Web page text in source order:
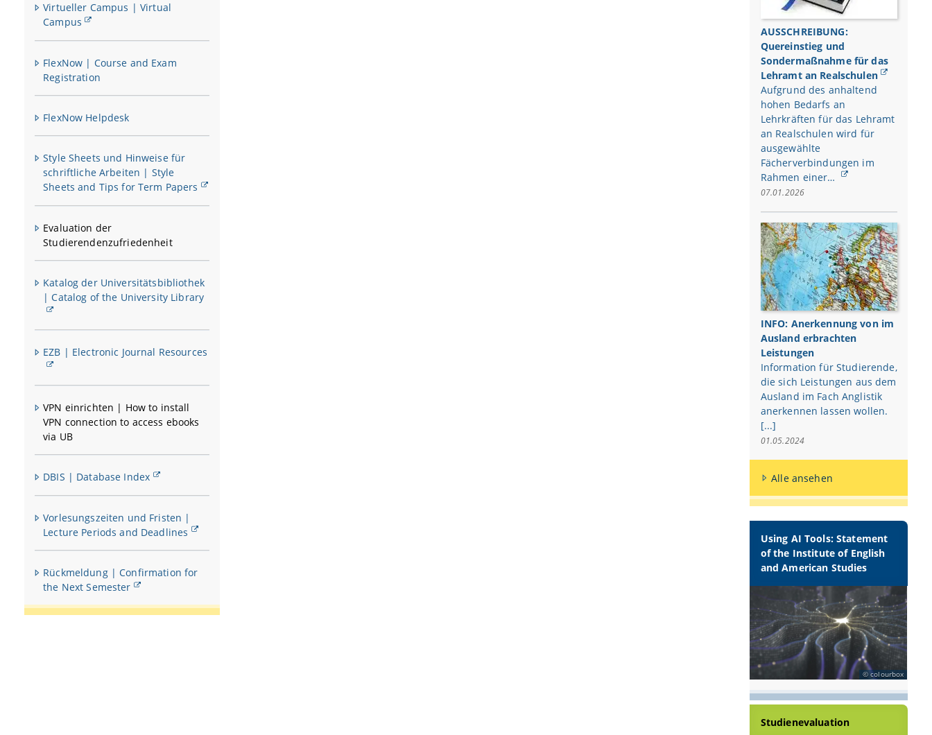
Virtueller Campus | Virtual
Campus
FlexNow | Course and Exam
Registration
FlexNow Helpdesk
Style Sheets und Hinweise für
schriftliche Arbeiten | Style
Sheets and Tips for Term Papers
Evaluation der
Studierendenzufriedenheit
Katalog der Universitätsbibliothek
| Catalog of the University Library
EZB | Electronic Journal Resources
VPN einrichten | How to install
VPN connection to access ebooks
via UB
DBIS | Database Index
Vorlesungszeiten und Fristen |
Lecture Periods and Deadlines
Rückmeldung | Confirmation for
the Next Semester
AUSSCHREIBUNG:
Quereinstieg und
Sondermaßnahme für das
Lehramt an Realschulen
Aufgrund des anhaltend
hohen Bedarfs an
Lehrkräften für das Lehramt
an Realschulen wird für
ausgewählte
Fächerverbindungen im
Rahmen einer…
07.01.2026
INFO: Anerkennung von im
Ausland erbrachten
Leistungen
Information für Studierende,
die sich Leistungen aus dem
Ausland im Fach Anglistik
anerkennen lassen wollen.
[...]
01.05.2024
Alle ansehen
Using AI Tools: Statement
of the Institute of English
and American Studies
colourbox
Studienevaluation